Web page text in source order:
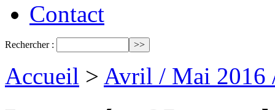
Contact
Rechercher :
Accueil > Avril / Mai 2016